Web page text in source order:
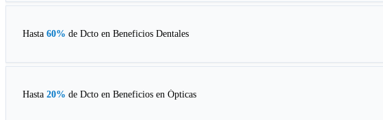
Hasta 60% de Dcto en Beneficios Dentales
Hasta 20% de Dcto en Beneficios en Ópticas